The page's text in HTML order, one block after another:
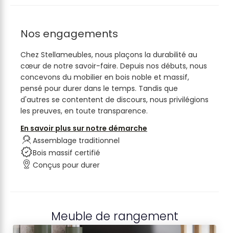
Nos engagements
Chez Stellameubles, nous plaçons la durabilité au
cœur de notre savoir-faire. Depuis nos débuts, nous
concevons du mobilier en bois noble et massif,
pensé pour durer dans le temps. Tandis que
d'autres se contentent de discours, nous privilégions
les preuves, en toute transparence.
En savoir plus sur notre démarche
Assemblage traditionnel
Bois massif certifié
Conçus pour durer
Meuble de rangement